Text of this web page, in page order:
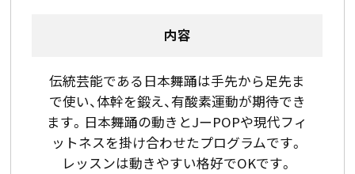
内容
伝統芸能である日本舞踊は手先から足先ま
で使い、体幹を鍛え、有酸素運動が期待でき
ます。日本舞踊の動きとJーPOPや現代フィ
ットネスを掛け合わせたプログラムです。
レッスンは動きやすい格好でOKです。